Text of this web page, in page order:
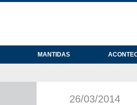
MANTIDAS
26/03/2014